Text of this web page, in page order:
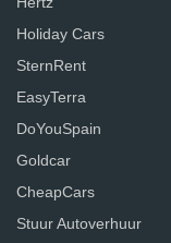
Holiday Cars
SternRent
EasyTerra
DoYouSpain
Goldcar
CheapCars
Stuur Autoverhuur